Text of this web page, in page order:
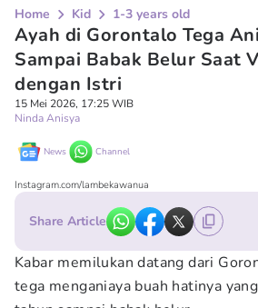
Home Kid 1-3 years old
Ayah di Gorontalo Tega
Sampai Babak Belur Saat
dengan Istri
15 Mei 2026, 17:25 WIB
Ninda Anisya
News Channel
Instagram.com/lambekawanua
Share Article
Kabar memilukan datang dari
tega menganiaya buah hatinya